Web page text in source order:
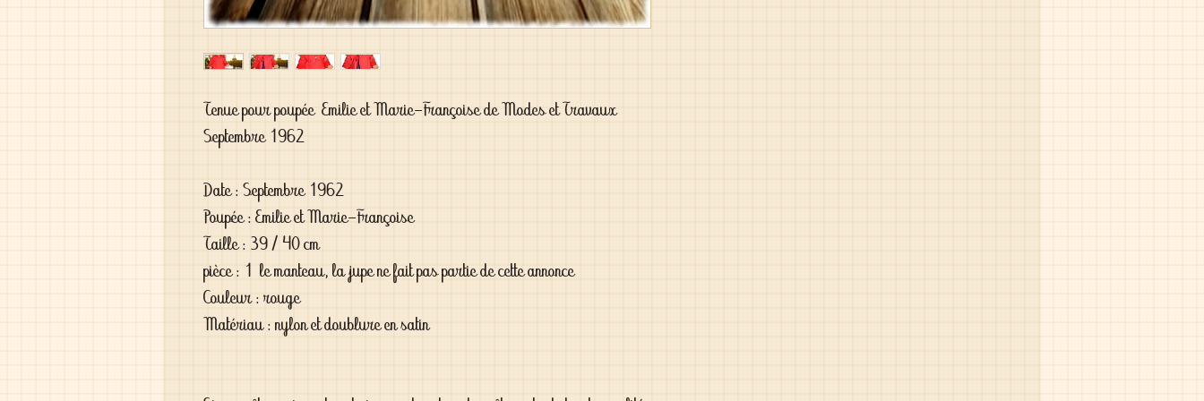
Tenue pour poupée Emilie et Marie-Françoise de Modes et Travaux
Septembre 1962
Date : Septembre 1962
Poupée : Emilie et Marie-Françoise
Taille : 39 / 40 cm
pièce : 1 le manteau, la jupe ne fait pas partie de cette annonce
Couleur : rouge
Matériau : nylon et doublure en satin